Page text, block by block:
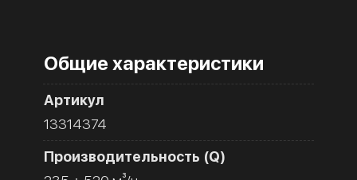
Общие характеристики
Артикул
13314374
Производительность (Q)